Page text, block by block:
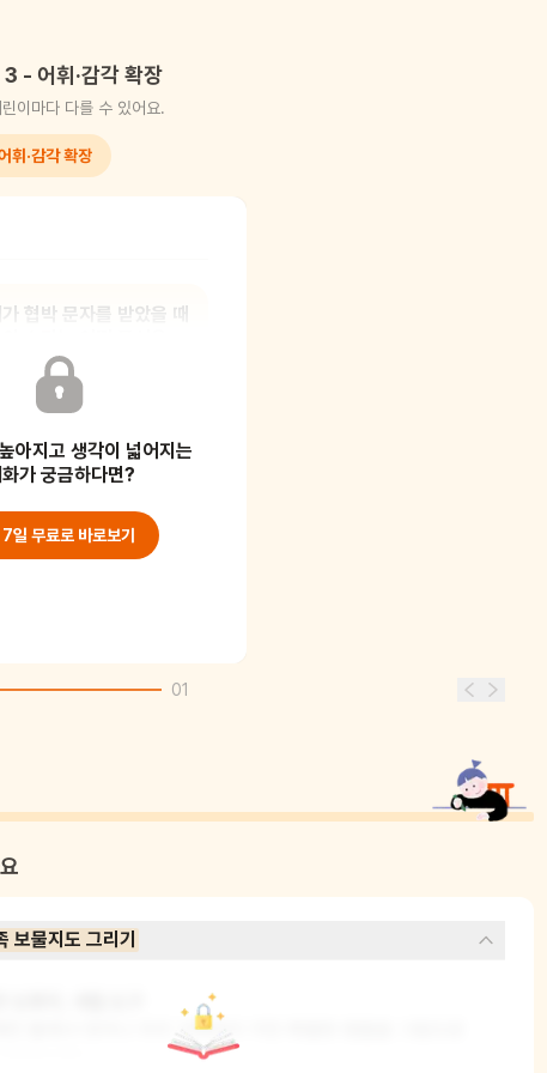
- 어휘·감각 확장
이마다 다를 수 있어요.
휘·감각 확장
협박 문자를 받았을 때
와 닮았을까?
드] 감각 비유, 즉 보이지
소리처럼 느껴보세요.
아지고 생각이 넓어지는
가 궁금하다면?
일 무료로 바로보기
01
보물지도 그리기
진 틀에서 벗어나 우리 가족만이 가진 특별한 점들을 그림으로